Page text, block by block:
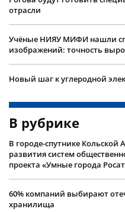
отрасли
Учëные НИЯУ МИФИ нашли
изображений: точность
Новый шаг к углеродной
В рубрике
В городе-спутнике Кольской
развития систем
проекта «Умные города
60% компаний выбирают
хранилища